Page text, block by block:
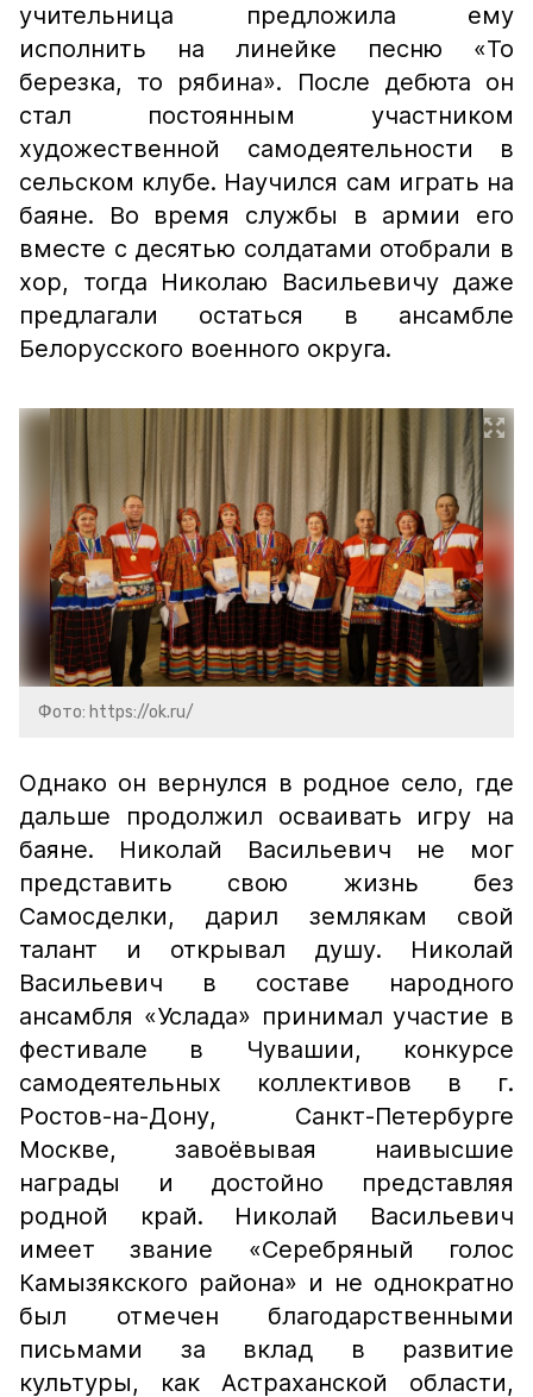
учительница предложила ему
исполнить на линейке песню «То
березка, то рябина». После дебюта он
стал постоянным участником
художественной самодеятельности в
сельском клубе. Научился сам играть на
баяне. Во время службы в армии его
вместе с десятью солдатами отобрали в
хор, тогда Николаю Васильевичу даже
предлагали остаться в ансамбле
Белорусского военного округа.
Фото: https://ok.ru/
Однако он вернулся в родное село, где
дальше продолжил осваивать игру на
баяне. Николай Васильевич не мог
представить свою жизнь без
Самосделки, дарил землякам свой
талант и открывал душу. Николай
Васильевич в составе народного
ансамбля «Услада» принимал участие в
фестивале в Чувашии, конкурсе
самодеятельных коллективов в г.
Ростов-на-Дону, Санкт-Петербурге
Москве, завоёвывая наивысшие
награды и достойно представляя
родной край. Николай Васильевич
имеет звание «Серебряный голос
Камызякского района» и не однократно
был отмечен благодарственными
письмами за вклад в развитие
культуры, как Астраханской области,